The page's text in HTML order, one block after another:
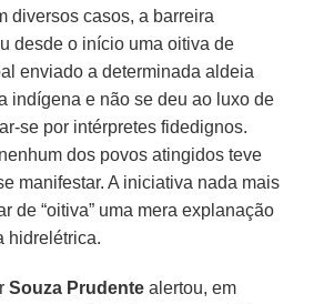
diversos casos, a barreira
desde o início uma oitiva de
enviado a determinada aldeia
indígena e não se deu ao luxo de
se por intérpretes fidedignos.
dos povos atingidos teve
manifestar. A iniciativa nada mais
de “oitiva” uma mera explanação
hidrelétrica.
Souza Prudente alertou, em